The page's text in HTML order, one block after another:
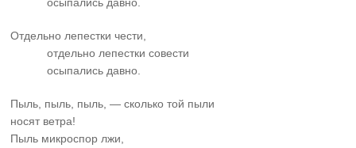
Отдельно лепестки чести,
……….отдельно лепестки совести
……….осыпались давно.
Пыль, пыль, пыль, — сколько той пыли
носят ветра!
Пыль микроспор лжи,